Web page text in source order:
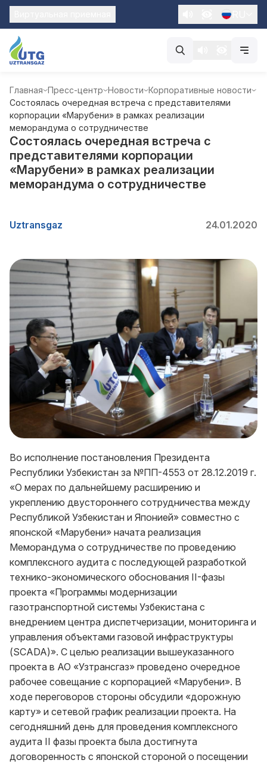
Главная Пресс-центр Новости Корпоративные новости
Состоялась очередная встреча с представителями
корпорации «Марубени» в рамках реализации
меморандума о сотрудничестве
Состоялась очередная встреча с
представителями корпорации
«Марубени» в рамках реализации
меморандума о сотрудничестве
Uztransgaz 24.01.2020
Во исполнение постановления Президента
Республики Узбекистан за №ПП-4553 от 28.12.2019 г.
«О мерах по дальнейшему расширению и
укреплению двустороннего сотрудничества между
Республикой Узбекистан и Японией» совместно с
японской «Марубени» начата реализация
Меморандума о сотрудничестве по проведению
комплексного аудита с последующей разработкой
технико-экономического обоснования II-фазы
проекта «Программы модернизации
газотранспортной системы Узбекистана с
внедрением центра диспетчеризации, мониторинга и
управления объектами газовой инфраструктуры
(SCADA)». C целью реализации вышеуказанного
проекта в АО «Узтрансгаз» проведено очередное
рабочее совещание с корпорацией «Марубени». В
ходе переговоров стороны обсудили «дорожную
карту» и сетевой график реализации проекта. На
сегодняшний день для проведения комплексного
аудита II фазы проекта была достигнута
договоренность с японской стороной о посещении